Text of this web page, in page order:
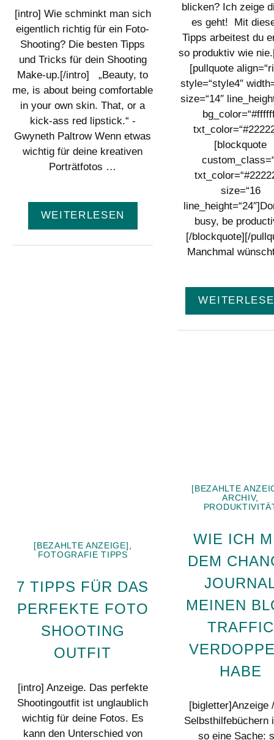
[intro] Wie schminkt man sich
eigentlich richtig für ein Foto-
Shooting? Die besten Tipps
und Tricks für dein Shooting
Make-up.[/intro] „Beauty, to
me, is about being comfortable
in your own skin. That, or a
kick-ass red lipstick.“ -
Gwyneth Paltrow Wenn etwas
wichtig für deine kreativen
Porträtfotos …
WEITERLESEN
blicken? Ich zeige
es geht! Mit
Tipps arbeitest du
so produktiv wie
[pullquote
style=“style4″
size=“14″
[blockquote
size=“16
busy, be
[/blockquote][/
Manchmal
[BEZAHLTE ANZEIGE] ,
FOTOGRAFIE TIPPS
7 TIPPS FÜR DAS
PERFEKTE FOTO
SHOOTING
OUTFIT
[intro] Anzeige. Das perfekte
Shootingoutfit ist unglaublich
wichtig für deine Fotos. Es
kann den Unterschied von
[BEZAHLTE
ARCHIV,
WIE ICH
DEM
MEINEN
TRAFFIC
HABE
[bigletter]Anzeige
Selbsthilfebüchern
so eine Sache: